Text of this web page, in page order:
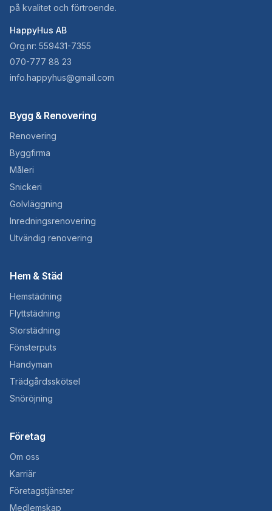
på kvalitet och förtroende.
HappyHus AB
Org.nr: 559431-7355
070-777 88 23
info.happyhus@gmail.com
Bygg & Renovering
Renovering
Byggfirma
Måleri
Snickeri
Golvläggning
Inredningsrenovering
Utvändig renovering
Hem & Städ
Hemstädning
Flyttstädning
Storstädning
Fönsterputs
Handyman
Trädgårdsskötsel
Snöröjning
Företag
Om oss
Karriär
Företagstjänster
Medlemskap